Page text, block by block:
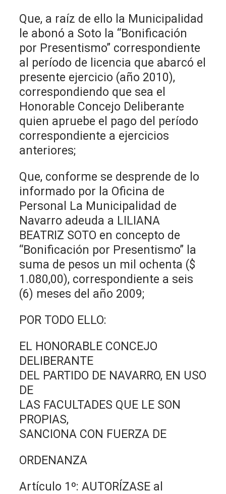
Que, a raíz de ello la Municipalidad
le abonó a Soto la “Bonificación
por Presentismo” correspondiente
al período de licencia que abarcó el
presente ejercicio (año 2010),
correspondiendo que sea el
Honorable Concejo Deliberante
quien apruebe el pago del período
correspondiente a ejercicios
anteriores;
Que, conforme se desprende de lo
informado por la Oficina de
Personal La Municipalidad de
Navarro adeuda a LILIANA
BEATRIZ SOTO en concepto de
“Bonificación por Presentismo” la
suma de pesos un mil ochenta ($
1.080,00), correspondiente a seis
(6) meses del año 2009;
POR TODO ELLO:
EL HONORABLE CONCEJO
DELIBERANTE
DEL PARTIDO DE NAVARRO, EN USO
DE
LAS FACULTADES QUE LE SON
PROPIAS,
SANCIONA CON FUERZA DE
ORDENANZA
Artículo 1º: AUTORÍZASE al